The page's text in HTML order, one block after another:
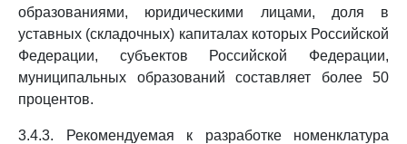
образованиями, юридическими лицами, доля в
уставных (складочных) капиталах которых Российской
Федерации, субъектов Российской Федерации,
муниципальных образований составляет более 50
процентов.
3.4.3. Рекомендуемая к разработке номенклатура